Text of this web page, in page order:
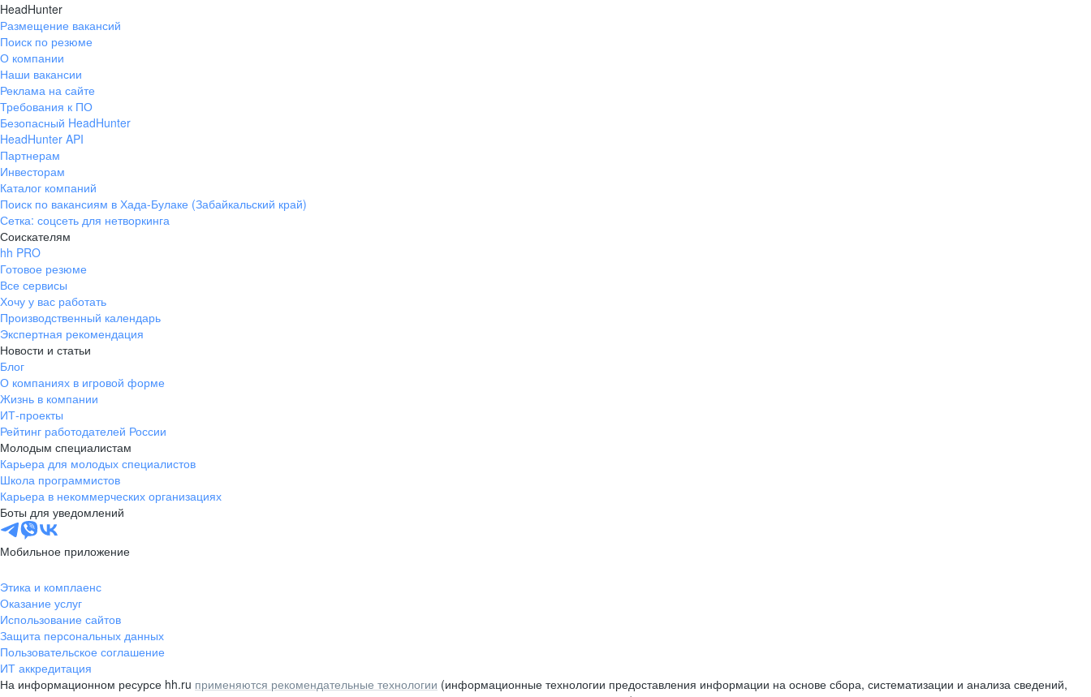
HeadHunter
Размещение вакансий
Поиск по резюме
О компании
Наши вакансии
Реклама на сайте
Требования к ПО
Безопасный HeadHunter
HeadHunter API
Партнерам
Инвесторам
Каталог компаний
Поиск по вакансиям в Хада-Булаке (Забайкальский край)
Сетка: соцсеть для нетворкинга
Соискателям
hh PRO
Готовое резюме
Все сервисы
Хочу у вас работать
Производственный календарь
Экспертная рекомендация
Новости и статьи
Блог
О компаниях в игровой форме
Жизнь в компании
ИТ-проекты
Рейтинг работодателей России
Молодым специалистам
Карьера для молодых специалистов
Школа программистов
Карьера в некоммерческих организациях
Боты для уведомлений
Мобильное приложение
Этика и комплаенс
Оказание услуг
Использование сайтов
Защита персональных данных
Пользовательское соглашение
ИТ аккредитация
На информационном ресурсе hh.ru применяются рекомендательные технологии (информационные технологии предоставления информации на основе сбора, систематизации и анализа сведений,